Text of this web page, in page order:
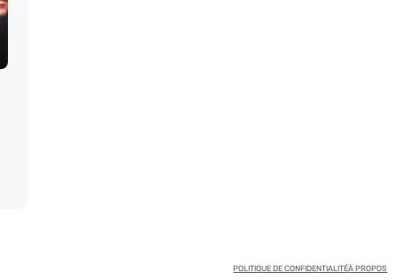
POLITIQUE DE CONFIDENTIALITÉÀ PROPOS